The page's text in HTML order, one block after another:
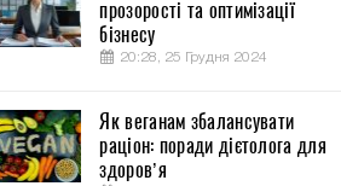
прозорості та оптимізації
бізнесу
20:28, 25 Грудня 2024
Як веганам збалансувати
раціон: поради дієтолога для
здоров’я